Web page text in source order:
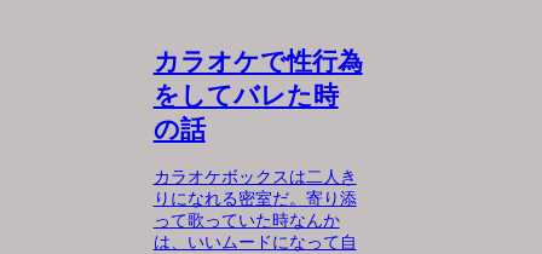
カラオケで性行為
をしてバレた時
の話
カラオケボックスは二人き
りになれる密室だ。寄り添
って歌っていた時なんか
は、いいムードになって自